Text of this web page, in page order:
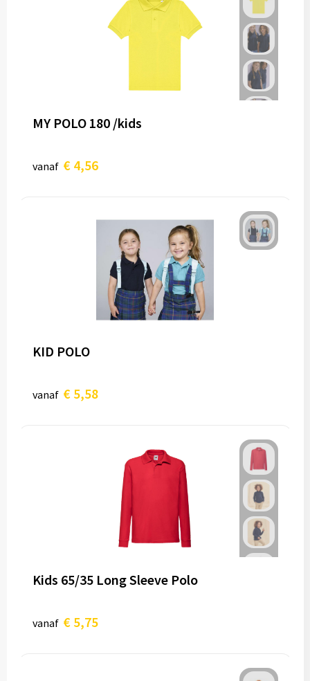
MY POLO 180 /kids
vanaf € 4,56
KID POLO
vanaf € 5,58
Kids 65/35 Long Sleeve Polo
vanaf € 5,75